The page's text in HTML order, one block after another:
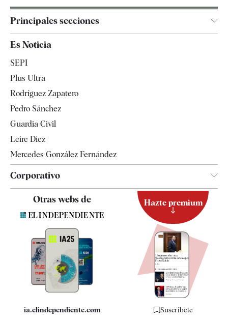
Principales secciones
España
Televisión
Es Noticia
SEPI
Plus Ultra
Rodríguez Zapatero
Pedro Sánchez
Guardia Civil
Leire Díez
Mercedes González Fernández
Corporativo
Contacto
Quiénes somos
Especificaciones
Otras webs de
ia.elindependiente.com
Hazte premium
Suscríbete